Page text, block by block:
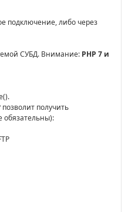
подключение, либо через
СУБД. Внимание: PHP 7 и
получить
обязательны):